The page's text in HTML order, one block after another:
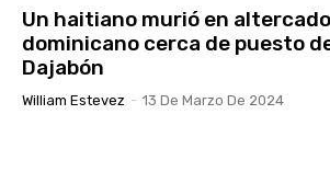
Un haitiano murió en
dominicano cerca de puesto
Dajabón
William Estevez - 13 De Marzo De 2024